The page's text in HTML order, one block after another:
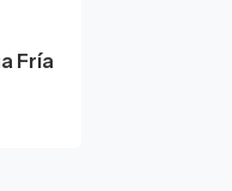
Fría